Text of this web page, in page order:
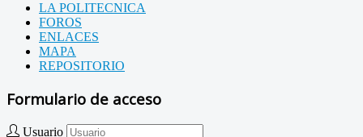
LA POLITECNICA
FOROS
ENLACES
MAPA
REPOSITORIO
Formulario de acceso
Usuario